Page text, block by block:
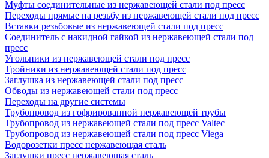
Муфты соединительные из нержавеющей стали под пресс
Переходы прямые на резьбу из нержавеющей стали под пресс
Вставки резьбовые из нержавеющей стали под пресс
Соединитель с накидной гайкой из нержавеющей стали под
пресс
Угольники из нержавеющей стали под пресс
Тройники из нержавеющей стали под пресс
Заглушка из нержавеющей стали под пресс
Обводы из нержавеющей стали под пресс
Переходы на другие системы
Трубопровод из гофрированной нержавеющей трубы
Трубопровод из нержавеющей стали под пресс Valtec
Трубопровод из нержавеющей стали под пресс Viega
Водорозетки пресс нержавеющая сталь
Заглушки пресс нержавеющая сталь